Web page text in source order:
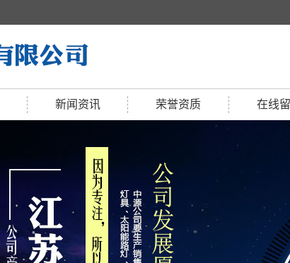
新闻资讯 荣誉资质 在线